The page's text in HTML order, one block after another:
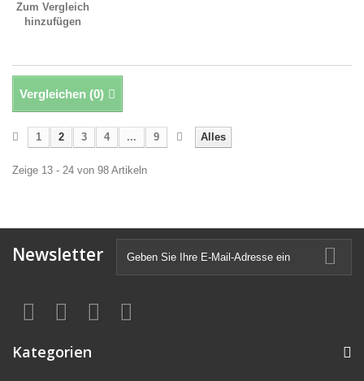
Zum Vergleich
hinzufügen
Vergleichen (0)
Alles
1 2 3 4 ... 9
Zeige 13 - 24 von 98 Artikeln
Newsletter
Kategorien